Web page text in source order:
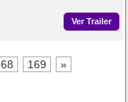
Ver Trailer
169 »